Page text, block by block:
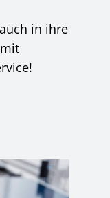
in ihre